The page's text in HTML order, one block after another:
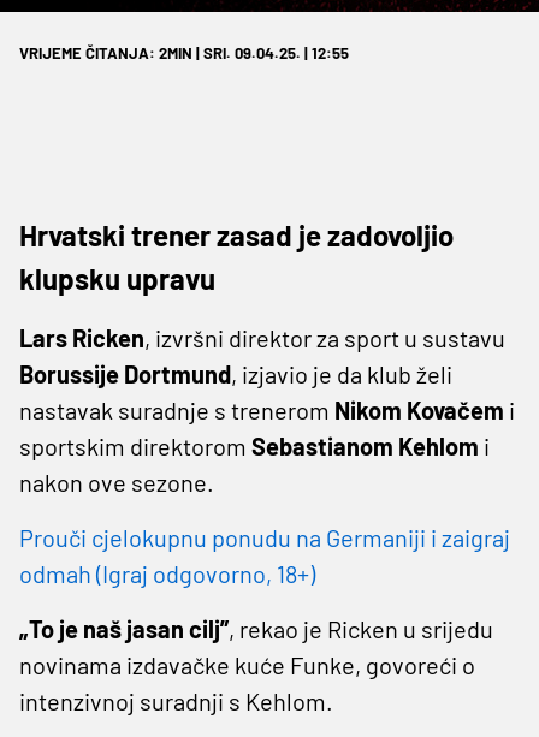
VRIJEME ČITANJA: 2MIN | SRI. 09.04.25. | 12:55
Hrvatski trener zasad je zadovoljio
klupsku upravu
Lars Ricken, izvršni direktor za sport u sustavu
Borussije Dortmund, izjavio je da klub želi
nastavak suradnje s trenerom Nikom Kovačem i
sportskim direktorom Sebastianom Kehlom i
nakon ove sezone.
Prouči cjelokupnu ponudu na Germaniji i zaigraj
odmah (Igraj odgovorno, 18+)
„To je naš jasan cilj”, rekao je Ricken u srijedu
novinama izdavačke kuće Funke, govoreći o
intenzivnoj suradnji s Kehlom.